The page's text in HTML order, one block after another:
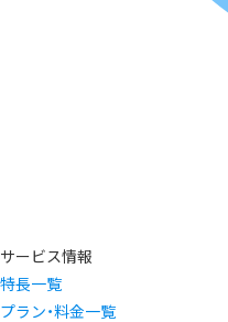
サービス情報
特長一覧
プラン・料金一覧